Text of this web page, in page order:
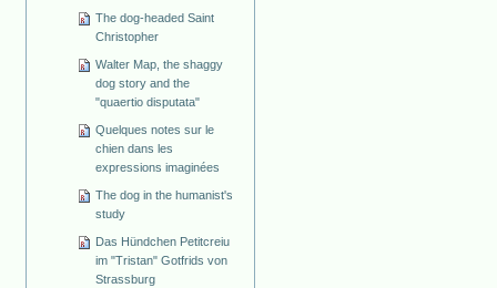
The dog-headed Saint
Christopher
Walter Map, the shaggy
dog story and the
"quaertio disputata"
Quelques notes sur le
chien dans les
expressions imaginées
The dog in the humanist's
study
Das Hündchen Petitcreiu
im "Tristan" Gotfrids von
Strassburg